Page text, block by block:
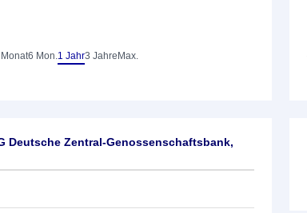
6 Mon.1 Jahr3 Jahre Max.
Deutsche Zentral-Genossenschaftsbank,